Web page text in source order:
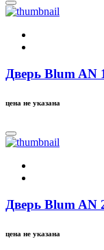
Дверь Blum AN
цена не указана
Дверь Blum AN
цена не указана